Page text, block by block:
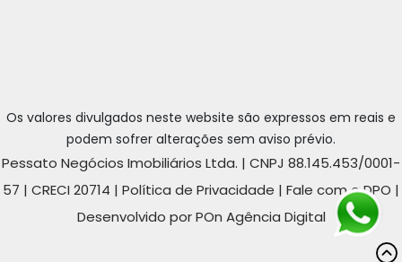
Os valores divulgados neste website são expressos em reais e
podem sofrer alterações sem aviso prévio.
Pessato Negócios Imobiliários Ltda. | CNPJ 88.145.453/0001-
57 | CRECI 20714 | Política de Privacidade | Fale com o DPO |
Desenvolvido por POn Agência Digital